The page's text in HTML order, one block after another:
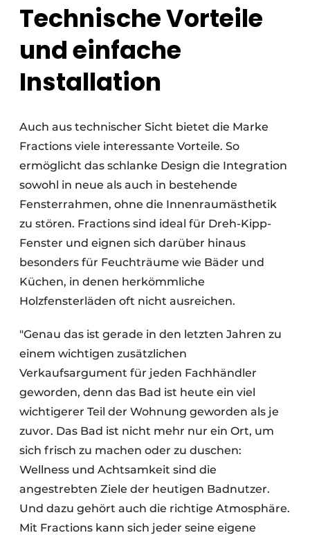
Technische Vorteile
und einfache
Installation
Auch aus technischer Sicht bietet die Marke
Fractions viele interessante Vorteile. So
ermöglicht das schlanke Design die Integration
sowohl in neue als auch in bestehende
Fensterrahmen, ohne die Innenraumästhetik
zu stören. Fractions sind ideal für Dreh-Kipp-
Fenster und eignen sich darüber hinaus
besonders für Feuchträume wie Bäder und
Küchen, in denen herkömmliche
Holzfensterläden oft nicht ausreichen.
"Genau das ist gerade in den letzten Jahren zu
einem wichtigen zusätzlichen
Verkaufsargument für jeden Fachhändler
geworden, denn das Bad ist heute ein viel
wichtigerer Teil der Wohnung geworden als je
zuvor. Das Bad ist nicht mehr nur ein Ort, um
sich frisch zu machen oder zu duschen:
Wellness und Achtsamkeit sind die
angestrebten Ziele der heutigen Badnutzer.
Und dazu gehört auch die richtige Atmosphäre.
Mit Fractions kann sich jeder seine eigene